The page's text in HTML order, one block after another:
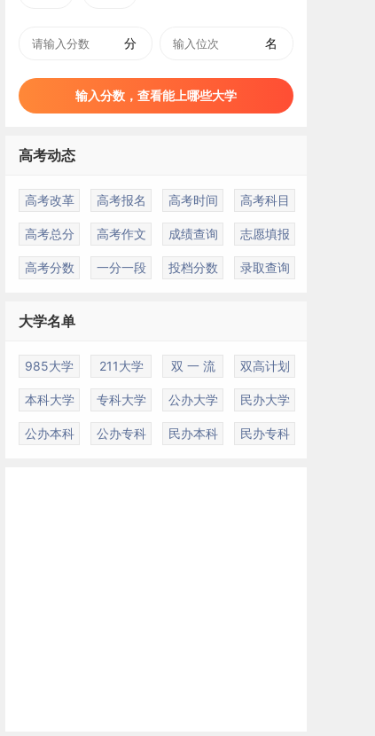
分 名
输入分数，查看能上哪些大学
高考动态
高考改革 高考报名 高考时间 高考科目
高考总分 高考作文 成绩查询 志愿填报
高考分数 一分一段 投档分数 录取查询
大学名单
985大学 211大学 双 一 流 双高计划
本科大学 专科大学 公办大学 民办大学
公办本科 公办专科 民办本科 民办专科